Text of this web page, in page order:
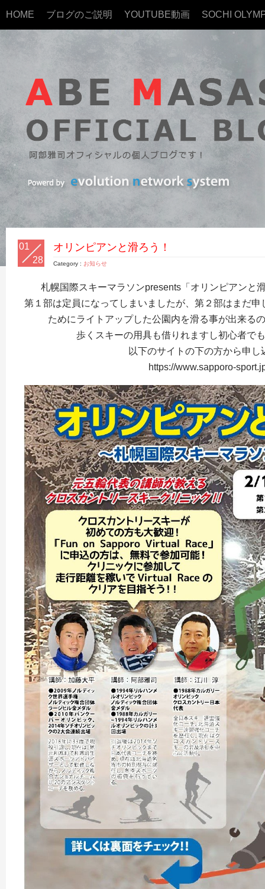
HOME ブログのご説明 YOUTUBE動画 SOCHI
01
28
オリンピアンと滑ろう！
Category : お知らせ
札幌国際スキーマラソンpresents「オリンピアンと
第１部は定員になってしまいましたが、第２部はまだ
ためにライトアップした公園内を滑る事が出来る
歩くスキーの用具も借りれますし初心者で
以下のサイトの下の方から申し
https://www.sapporo-